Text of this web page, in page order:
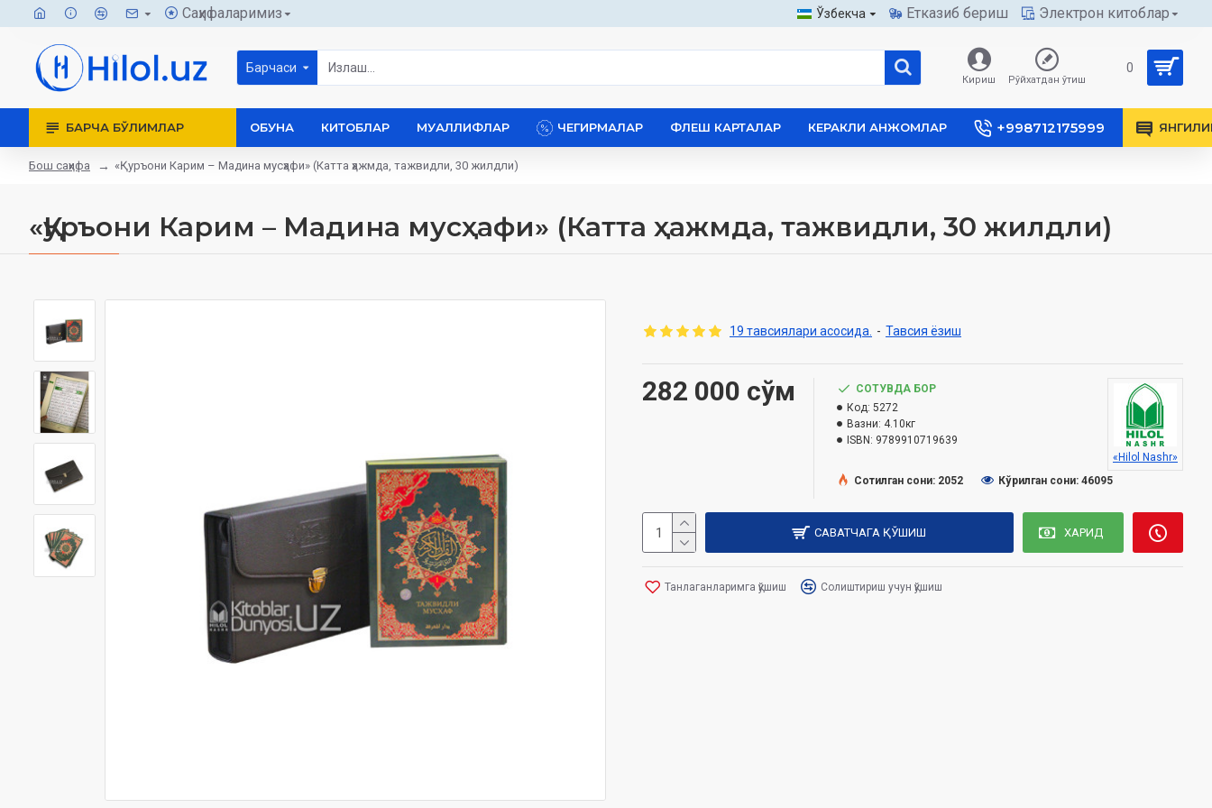
Саҳифаларимиз Ўзбекча Етказиб бериш Электрон китоблар
Барчаси
Кириш Рўйхатдан ўтиш
0
БАРЧА БЎЛИМЛАР ОБУНА КИТОБЛАР МУАЛЛИФЛАР ЧЕГИРМАЛАР ФЛЕШ КАРТАЛАР КЕРАКЛИ АНЖОМЛАР +998712175999
Бош саҳифа «Қуръони Карим – Мадина мусҳафи» (Катта ҳажмда, тажвидли, 30 жилдли)
«Қуръони Карим – Мадина мусҳафи» (Катта ҳажмда, тажвидли, 30 жилдли)
19 тавсиялари асосида. - Тавсия ёзиш
282 000 сўм
СОТУВДА БОР
Код: 5272
Вазни: 4.10кг
ISBN: 9789910719639
«Hilol Nashr»
Сотилган сони: 2052
Кўрилган сони: 46095
САВАТЧАГА ҚЎШИШ ХАРИД
Танлаганларимга қўшиш Солиштириш учун қўшиш